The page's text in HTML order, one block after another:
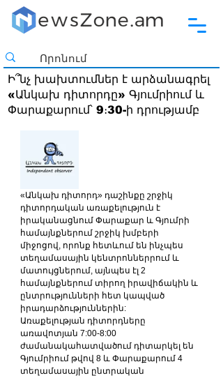
Ի՞նչ խախտումներ է արձանագրել
«Անկախ դիտորդը» Գյումրիում և
Փարաքարում՝ 9։30-ի դրությամբ
«Անկախ դիտորդ» դաշինքը շրջիկ
դիտորդական առաքելություն է
իրականացնում Փարաքար և Գյումրի
համայնքներում շրջիկ խմբերի
միջոցով, որոնք հետևում են ինչպես
տեղամասային կենտրոններրում և
մատույցներում, այնպես էլ 2
համայնքներում տիրող իրավիճակին և
ընտրությունների հետ կապված
իրադարձություններին:
Առաքելության դիտորդները
առավոտյան 7:00-8:00
ժամանակահատվածում դիտարկել են
Գյումրիում թվով 8 և Փարաքարում 4
տեղամասային ընտրական